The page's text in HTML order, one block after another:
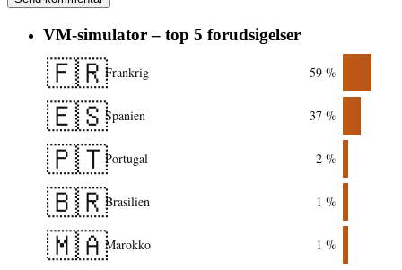
VM-simulator – top 5 forudsigelser
🇫🇷Frankrig 59 %
🇪🇸Spanien 37 %
🇵🇹Portugal 2 %
🇧🇷Brasilien 1 %
🇲🇦Marokko 1 %